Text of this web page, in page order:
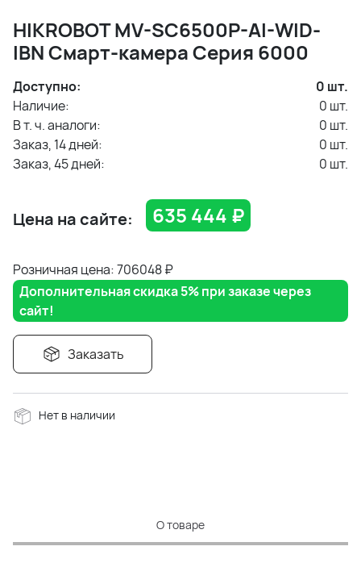
HIKROBOT MV-SC6500P-AI-WID-
IBN Смарт-камера Серия 6000
Доступно: 0 шт.
Наличие:
0 шт.
В т. ч. аналоги:
0 шт.
Заказ, 14 дней:
0 шт.
Заказ, 45 дней:
0 шт.
Цена на сайте: 635 444 ₽
Розничная цена: 706048₽
Дополнительная скидка 5% при заказе через
сайт!
Заказать
Нет в наличии
О товаре